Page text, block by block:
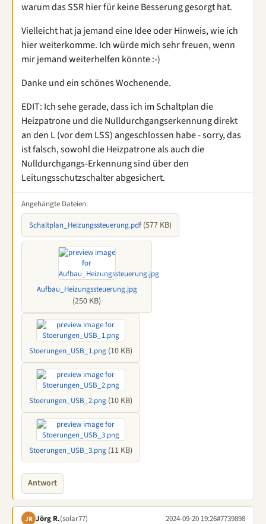
warum das SSR hier für keine Besserung gesorgt hat.
Vielleicht hat ja jemand eine Idee oder Hinweis, wie ich
hier weiterkomme. Ich würde mich sehr freuen, wenn
mir jemand weiterhelfen könnte :-)
Danke und ein schönes Wochenende.
EDIT: Ich sehe gerade, dass ich im Schaltplan die
Heizpatrone und die Nulldurchgangserkennung direkt
an den L (vor dem LSS) angeschlossen habe - sorry, das
ist falsch, sowohl die Heizpatrone als auch die
Nulldurchgangs-Erkennung sind über den
Leitungsschutzschalter abgesichert.
Angehängte Dateien:
Schaltplan_Heizungssteuerung.pdf (577 KB)
Aufbau_Heizungssteuerung.jpg
(250 KB)
Stoerungen_USB_1.png (10 KB)
Stoerungen_USB_2.png (10 KB)
Stoerungen_USB_3.png (11 KB)
Antwort
JR Jörg R.(solar77) 2024-09-20 19:26#7739898